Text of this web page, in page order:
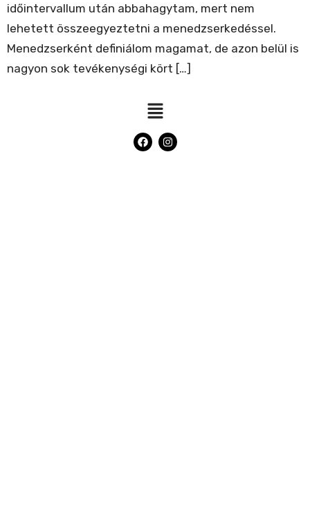
időintervallum után abbahagytam, mert nem
lehetett összeegyeztetni a menedzserkedéssel.
Menedzserként definiálom magamat, de azon belül is
nagyon sok tevékenységi kört […]